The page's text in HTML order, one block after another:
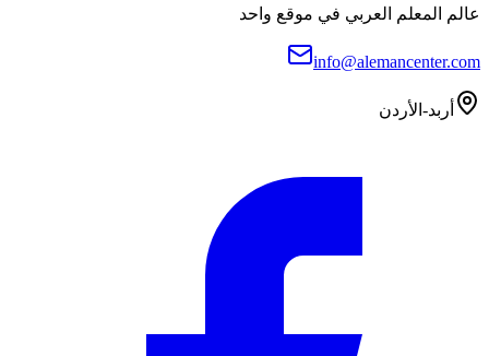
عالم المعلم العربي في موقع واحد
info@alemancenter.com
أربد-الأردن